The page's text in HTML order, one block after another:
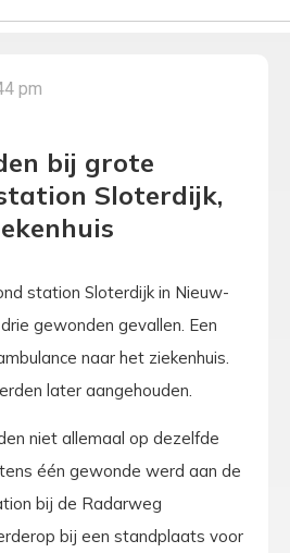
pm
bij grote
Sloterdijk,
station Sloterdijk in Nieuw-
gewonden gevallen. Een
naar het ziekenhuis.
later aangehouden.
niet allemaal op dezelfde
één gewonde werd aan de
bij de Radarweg
bij een standplaats voor